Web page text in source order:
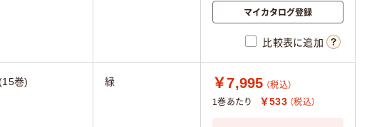
マイカタログ登録
比較表に追加
巻) 緑 ￥7,995 （税込）
1巻あたり
￥533 （税込）